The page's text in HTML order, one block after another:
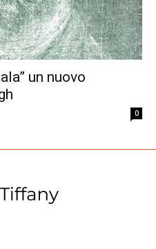
un nuovo
0